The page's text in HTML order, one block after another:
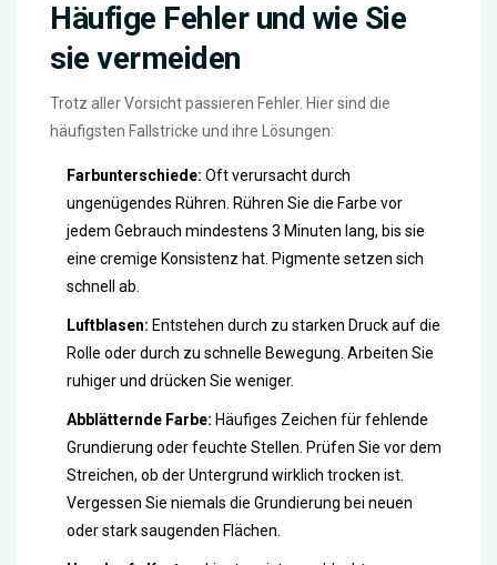
Häufige Fehler und wie Sie
sie vermeiden
Trotz aller Vorsicht passieren Fehler. Hier sind die
häufigsten Fallstricke und ihre Lösungen:
Farbunterschiede: Oft verursacht durch
ungenügendes Rühren. Rühren Sie die Farbe vor
jedem Gebrauch mindestens 3 Minuten lang, bis sie
eine cremige Konsistenz hat. Pigmente setzen sich
schnell ab.
Luftblasen: Entstehen durch zu starken Druck auf die
Rolle oder durch zu schnelle Bewegung. Arbeiten Sie
ruhiger und drücken Sie weniger.
Abblätternde Farbe: Häufiges Zeichen für fehlende
Grundierung oder feuchte Stellen. Prüfen Sie vor dem
Streichen, ob der Untergrund wirklich trocken ist.
Vergessen Sie niemals die Grundierung bei neuen
oder stark saugenden Flächen.